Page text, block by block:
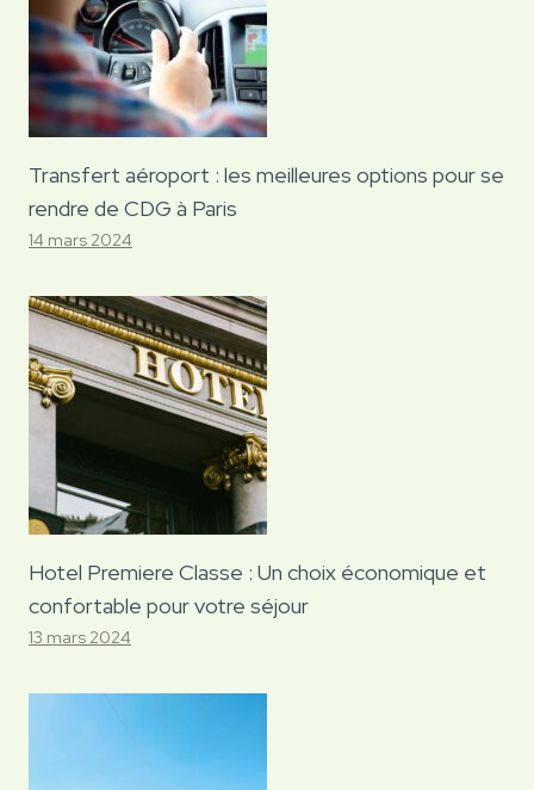
Transfert aéroport : les meilleures options pour se
rendre de CDG à Paris
14 mars 2024
Hotel Premiere Classe : Un choix économique et
confortable pour votre séjour
13 mars 2024